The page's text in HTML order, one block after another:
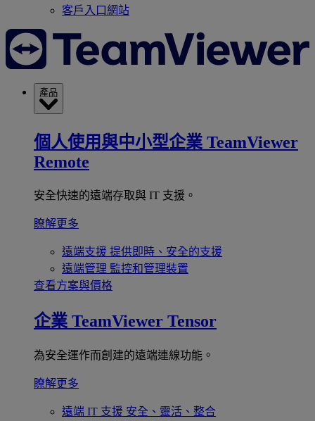
客戶入口網站
產品
個人使用與中小型企業 TeamViewer
Remote
安全快速的遠端存取與 IT 支援。
瞭解更多
遠端支援 提供即時、安全的支援
遠端管理 監控和管理裝置
查看方案與價格
企業 TeamViewer Tensor
為安全運作而創建的遠端連線功能。
瞭解更多
遠端 IT 支援 安全、靈活、整合